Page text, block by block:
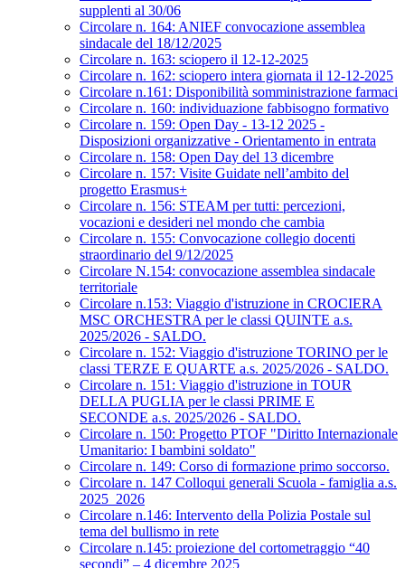
supplenti al 30/06
Circolare n. 164: ANIEF convocazione assemblea
sindacale del 18/12/2025
Circolare n. 163: sciopero il 12-12-2025
Circolare n. 162: sciopero intera giornata il 12-12-2025
Circolare n.161: Disponibilità somministrazione farmaci
Circolare n. 160: individuazione fabbisogno formativo
Circolare n. 159: Open Day - 13-12 2025 -
Disposizioni organizzative - Orientamento in entrata
Circolare n. 158: Open Day del 13 dicembre
Circolare n. 157: Visite Guidate nell’ambito del
progetto Erasmus+
Circolare n. 156: STEAM per tutti: percezioni,
vocazioni e desideri nel mondo che cambia
Circolare n. 155: Convocazione collegio docenti
straordinario del 9/12/2025
Circolare N.154: convocazione assemblea sindacale
territoriale
Circolare n.153: Viaggio d'istruzione in CROCIERA
MSC ORCHESTRA per le classi QUINTE a.s.
2025/2026 - SALDO.
Circolare n. 152: Viaggio d'istruzione TORINO per le
classi TERZE E QUARTE a.s. 2025/2026 - SALDO.
Circolare n. 151: Viaggio d'istruzione in TOUR
DELLA PUGLIA per le classi PRIME E
SECONDE a.s. 2025/2026 - SALDO.
Circolare n. 150: Progetto PTOF "Diritto Internazionale
Umanitario: I bambini soldato"
Circolare n. 149: Corso di formazione primo soccorso.
Circolare n. 147 Colloqui generali Scuola - famiglia a.s.
2025_2026
Circolare n.146: Intervento della Polizia Postale sul
tema del bullismo in rete
Circolare n.145: proiezione del cortometraggio “40
secondi” – 4 dicembre 2025